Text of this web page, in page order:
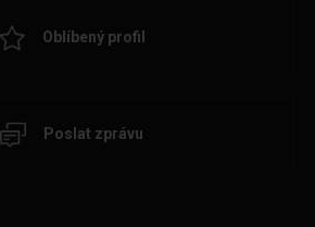
Oblíbený profil
Poslat zprávu